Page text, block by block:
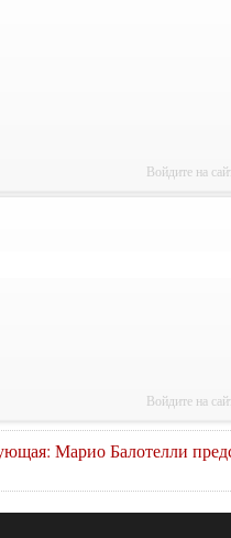
Войдите на
Войдите на
Марио Балотелли